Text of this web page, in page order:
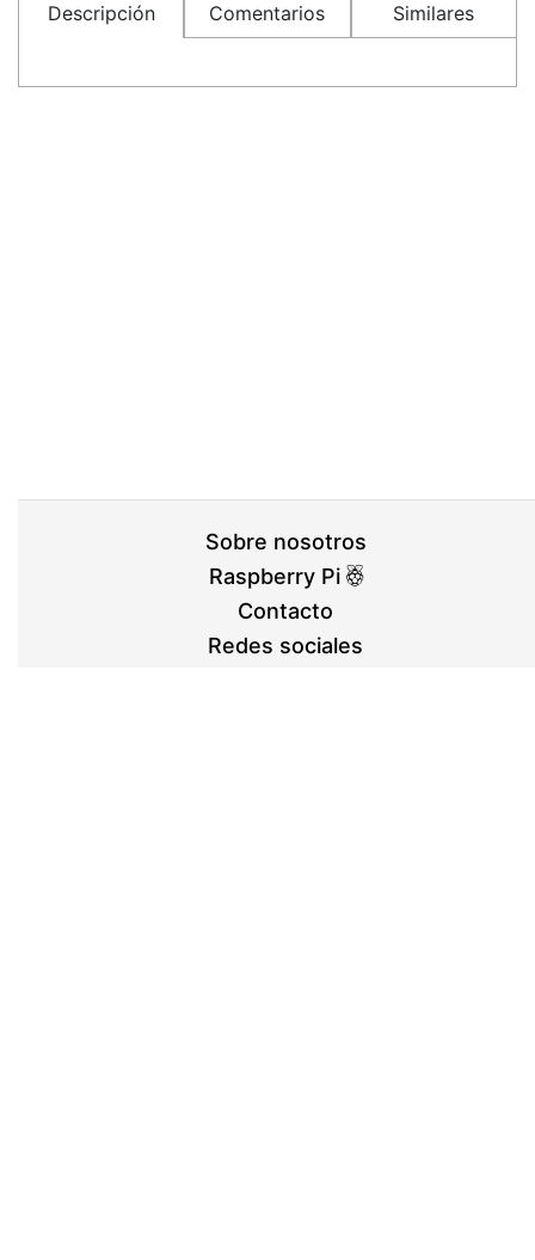
Descripción Comentarios Similares
Sobre nosotros
Raspberry Pi
Contacto
Redes sociales